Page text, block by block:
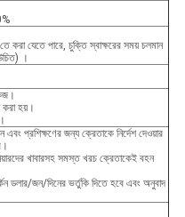
করা যেতে পারে, চুক্তি স্বাক্ষরের সময় চলমান
উচিত) ।
করা হয়।
এবং প্রশিক্ষণের জন্য ক্রেতাকে নির্দেশ দেওয়ার
খাবারসহ সমস্ত খরচ ক্রেতাকেই বহন
ডলার/জন/দিনের ভর্তুকি দিতে হবে এবং অনুবাদ